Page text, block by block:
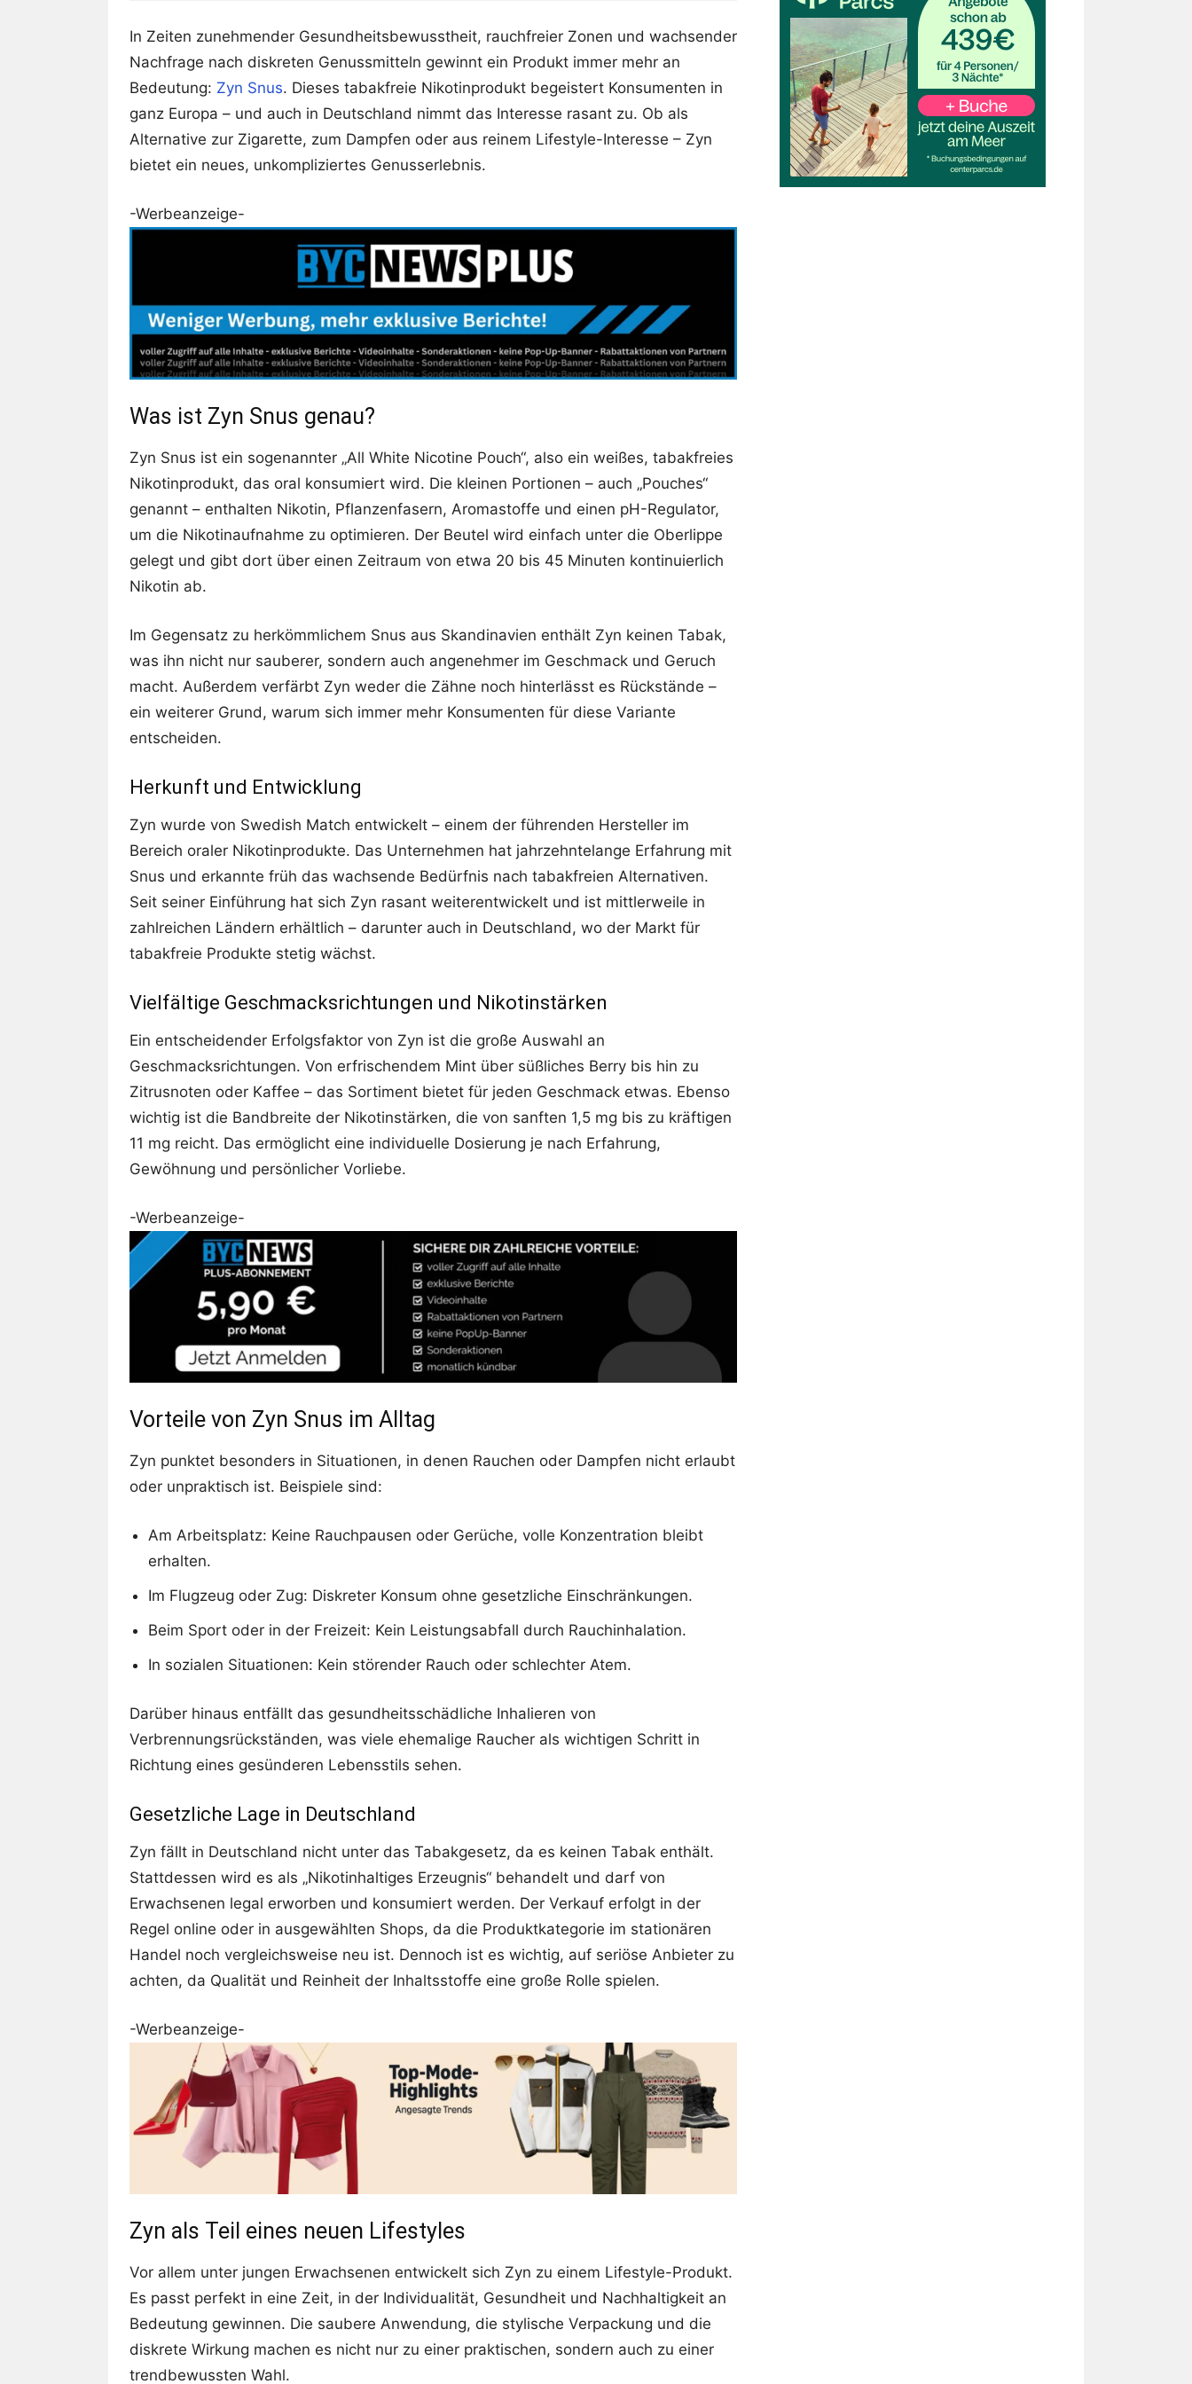
In Zeiten zunehmender Gesundheitsbewusstheit, rauchfreier Zonen und wachsender
Nachfrage nach diskreten Genussmitteln gewinnt ein Produkt immer mehr an
Bedeutung: Zyn Snus. Dieses tabakfreie Nikotinprodukt begeistert Konsumenten in
ganz Europa – und auch in Deutschland nimmt das Interesse rasant zu. Ob als
Alternative zur Zigarette, zum Dampfen oder aus reinem Lifestyle-Interesse – Zyn
bietet ein neues, unkompliziertes Genusserlebnis.
-Werbeanzeige-
Was ist Zyn Snus genau?
Zyn Snus ist ein sogenannter „All White Nicotine Pouch“, also ein weißes, tabakfreies
Nikotinprodukt, das oral konsumiert wird. Die kleinen Portionen – auch „Pouches“
genannt – enthalten Nikotin, Pflanzenfasern, Aromastoffe und einen pH-Regulator,
um die Nikotinaufnahme zu optimieren. Der Beutel wird einfach unter die Oberlippe
gelegt und gibt dort über einen Zeitraum von etwa 20 bis 45 Minuten kontinuierlich
Nikotin ab.
Im Gegensatz zu herkömmlichem Snus aus Skandinavien enthält Zyn keinen Tabak,
was ihn nicht nur sauberer, sondern auch angenehmer im Geschmack und Geruch
macht. Außerdem verfärbt Zyn weder die Zähne noch hinterlässt es Rückstände –
ein weiterer Grund, warum sich immer mehr Konsumenten für diese Variante
entscheiden.
Herkunft und Entwicklung
Zyn wurde von Swedish Match entwickelt – einem der führenden Hersteller im
Bereich oraler Nikotinprodukte. Das Unternehmen hat jahrzehntelange Erfahrung mit
Snus und erkannte früh das wachsende Bedürfnis nach tabakfreien Alternativen.
Seit seiner Einführung hat sich Zyn rasant weiterentwickelt und ist mittlerweile in
zahlreichen Ländern erhältlich – darunter auch in Deutschland, wo der Markt für
tabakfreie Produkte stetig wächst.
Vielfältige Geschmacksrichtungen und Nikotinstärken
Ein entscheidender Erfolgsfaktor von Zyn ist die große Auswahl an
Geschmacksrichtungen. Von erfrischendem Mint über süßliches Berry bis hin zu
Zitrusnoten oder Kaffee – das Sortiment bietet für jeden Geschmack etwas. Ebenso
wichtig ist die Bandbreite der Nikotinstärken, die von sanften 1,5 mg bis zu kräftigen
11 mg reicht. Das ermöglicht eine individuelle Dosierung je nach Erfahrung,
Gewöhnung und persönlicher Vorliebe.
-Werbeanzeige-
Vorteile von Zyn Snus im Alltag
Zyn punktet besonders in Situationen, in denen Rauchen oder Dampfen nicht erlaubt
oder unpraktisch ist. Beispiele sind:
Am Arbeitsplatz: Keine Rauchpausen oder Gerüche, volle Konzentration bleibt
erhalten.
Im Flugzeug oder Zug: Diskreter Konsum ohne gesetzliche Einschränkungen.
Beim Sport oder in der Freizeit: Kein Leistungsabfall durch Rauchinhalation.
In sozialen Situationen: Kein störender Rauch oder schlechter Atem.
Darüber hinaus entfällt das gesundheitsschädliche Inhalieren von
Verbrennungsrückständen, was viele ehemalige Raucher als wichtigen Schritt in
Richtung eines gesünderen Lebensstils sehen.
Gesetzliche Lage in Deutschland
Zyn fällt in Deutschland nicht unter das Tabakgesetz, da es keinen Tabak enthält.
Stattdessen wird es als „Nikotinhaltiges Erzeugnis“ behandelt und darf von
Erwachsenen legal erworben und konsumiert werden. Der Verkauf erfolgt in der
Regel online oder in ausgewählten Shops, da die Produktkategorie im stationären
Handel noch vergleichsweise neu ist. Dennoch ist es wichtig, auf seriöse Anbieter zu
achten, da Qualität und Reinheit der Inhaltsstoffe eine große Rolle spielen.
-Werbeanzeige-
Zyn als Teil eines neuen Lifestyles
Vor allem unter jungen Erwachsenen entwickelt sich Zyn zu einem Lifestyle-Produkt.
Es passt perfekt in eine Zeit, in der Individualität, Gesundheit und Nachhaltigkeit an
Bedeutung gewinnen. Die saubere Anwendung, die stylische Verpackung und die
diskrete Wirkung machen es nicht nur zu einer praktischen, sondern auch zu einer
trendbewussten Wahl.